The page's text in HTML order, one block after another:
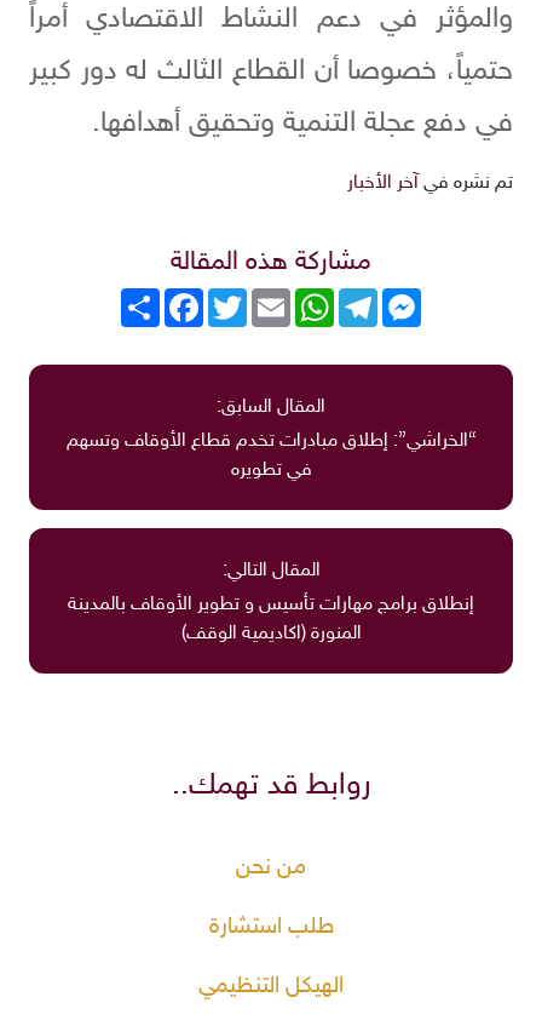
والمؤثر في دعم النشاط الاقتصادي أمراً
حتمياً، خصوصا أن القطاع الثالث له دور كبير
في دفع عجلة التنمية وتحقيق أهدافها.
تم نشره في آخر الأخبار
مشاركة هذه المقالة
انشر
FacebookTwitterEmail
WhatsAppTelegram
Messenger
المقال السابق:
“الخراشي”: إطلاق مبادرات تخدم قطاع الأوقاف وتسهم
في تطويره
المقال التالي:
إنطلاق برامج مهارات تأسيس و تطوير الأوقاف بالمدينة
المنورة (اكاديمية الوقف)
روابط قد تهمك..
من نحن
طلب استشارة
الهيكل التنظيمي